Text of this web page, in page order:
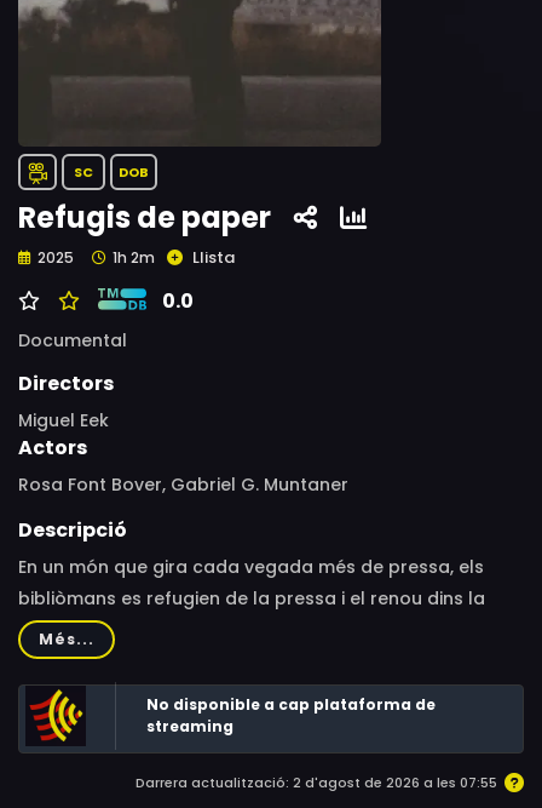
SC DOB
Refugis de paper
2025 1h 2m Llista
0.0
Documental
Directors
Miguel Eek
Actors
Rosa Font Bover, Gabriel G. Muntaner
Descripció
En un món que gira cada vegada més de pressa, els
bibliòmans es refugien de la pressa i el renou dins la
biblioteca. Entre xiuxiueigs confessen el sentit de la vida.
Una celebració del pensament i de l’obsessió on les
biblioteques revelen els seus habitants.
Més...
No disponible a cap plataforma de
streaming
Darrera actualització: 2 d'agost de 2026 a les 07:55